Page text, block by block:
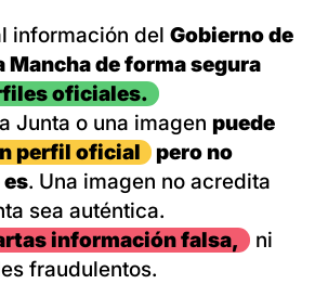
información del Gobierno de
Mancha de forma segura
oficiales.
Junta o una imagen puede
perfil oficial
pero no
. Una imagen no acredita
sea auténtica.
información falsa,
ni
fraudulentos.